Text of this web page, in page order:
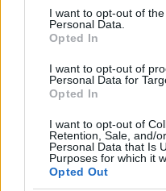
consent section.
I want to opt-out of
Personal Data.
Opted In
I want to opt-out of
Personal Data for
Opted In
I want to opt-out of
Retention, Sale, and/
Personal Data that Is
Purposes for which it
Opted Out